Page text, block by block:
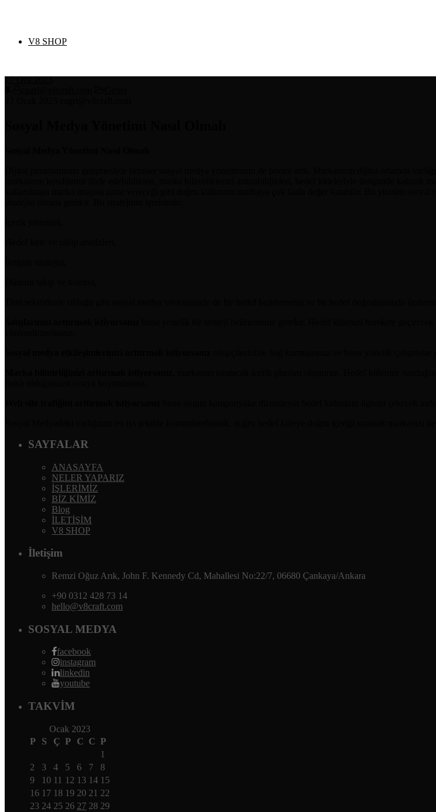
V8 SHOP
27 Oca 2023
SAYFALAR
ANASAYFA
NELER YAPARIZ
İŞLERİMİZ
BİZ KİMİZ
Blog
İLETİŞİM
V8 SHOP
İletişim
Remzi Oğuz Arık, John F. Kennedy Cd, Mahallesi No:22/7, 06680 Çankaya/Ankara
+90 0312 428 73 14
hello@v8craft.com
SOSYAL MEDYA
facebook
instagram
linkedin
youtube
TAKVİM
Ocak 2023
P
S Ç P C C P
1
2
3 4 5 6 7
8
9
10 11 12 13 14 15
16 17 18 19 20 21 22
23 24 25 26 27 28 29